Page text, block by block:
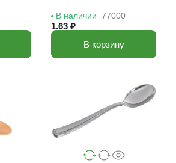
В наличии 77000
1.63 ₽
В корзину